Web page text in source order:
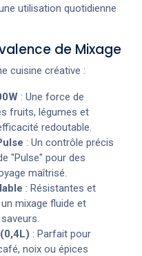
utilisation quotidienne
de Mixage
cuisine créative :
: Une force de
fruits, légumes et
redoutable.
: Un contrôle précis
"Pulse" pour des
maîtrisé.
: Résistantes et
mixage fluide et
: Parfait pour
noix ou épices